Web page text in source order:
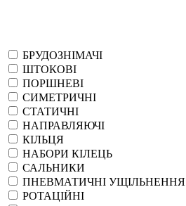
БРУДОЗНІМАЧІ
ШТОКОВІ
ПОРШНЕВІ
СИМЕТРИЧНІ
СТАТИЧНІ
НАПРАВЛЯЮЧІ
КІЛЬЦЯ
НАБОРИ КІЛЕЦЬ
САЛЬНИКИ
ПНЕВМАТИЧНІ УЩІЛЬНЕННЯ
РОТАЦІЙНІ